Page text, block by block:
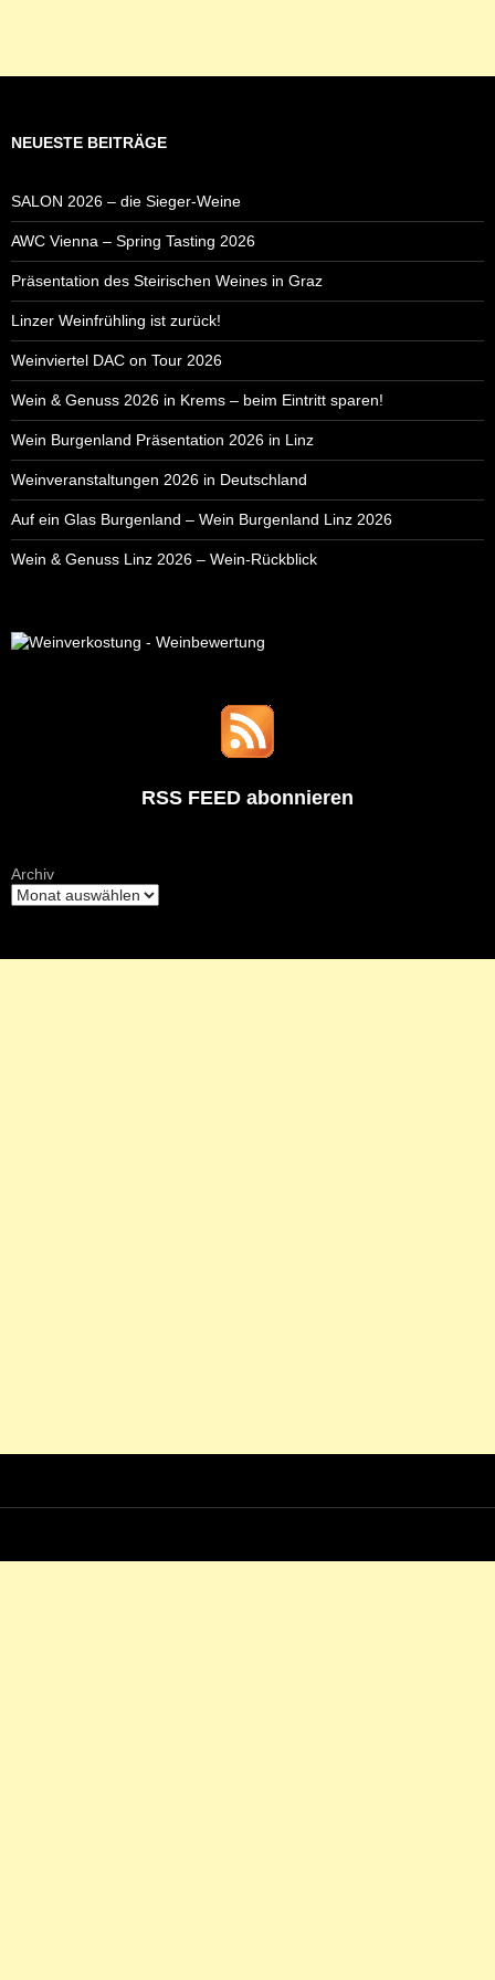
NEUESTE BEITRÄGE
SALON 2026 – die Sieger-Weine
AWC Vienna – Spring Tasting 2026
Präsentation des Steirischen Weines in Graz
Linzer Weinfrühling ist zurück!
Weinviertel DAC on Tour 2026
Wein & Genuss 2026 in Krems – beim Eintritt sparen!
Wein Burgenland Präsentation 2026 in Linz
Weinveranstaltungen 2026 in Deutschland
Auf ein Glas Burgenland – Wein Burgenland Linz 2026
Wein & Genuss Linz 2026 – Wein-Rückblick
RSS FEED abonnieren
Archiv